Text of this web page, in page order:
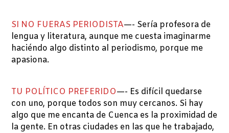
SI NO FUERAS PERIODISTA—- Sería profesora de
lengua y literatura, aunque me cuesta imaginarme
haciéndo algo distinto al periodismo, porque me
apasiona.
TU POLÍTICO PREFERIDO—- Es difícil quedarse
con uno, porque todos son muy cercanos. Si hay
algo que me encanta de Cuenca es la proximidad de
la gente. En otras ciudades en las que he trabajado,